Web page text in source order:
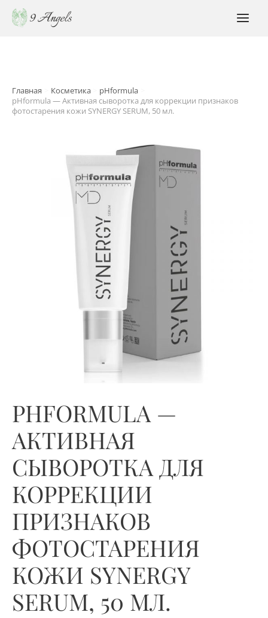
Перейти
содержимому
Главная Косметика
pHformula
pHformula — Активная сыворотка для коррекции признаков
фотостарения кожи SYNERGY SERUM, 50 мл.
PHFORMULA —
АКТИВНАЯ
СЫВОРОТКА ДЛЯ
КОРРЕКЦИИ
ПРИЗНАКОВ
ФОТОСТАРЕНИЯ
КОЖИ SYNERGY
SERUM, 50 МЛ.